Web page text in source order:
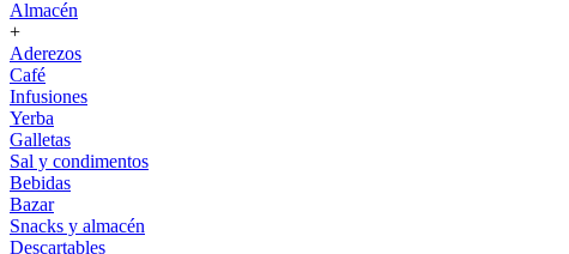
Almacén
+
Aderezos
Café
Infusiones
Yerba
Galletas
Sal y condimentos
Bebidas
Bazar
Snacks y almacén
Descartables